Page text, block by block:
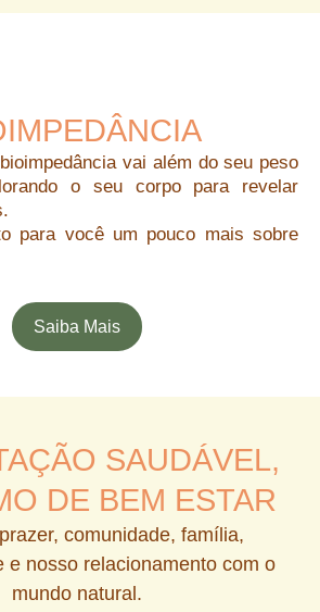
o
d
k
b
vai além do seu peso
o seu corpo para revelar
para você um pouco mais sobre
Saiba Mais
SAUDÁVEL,
DE BEM ESTAR
comunidade, família,
e nosso relacionamento com o
mundo natural.